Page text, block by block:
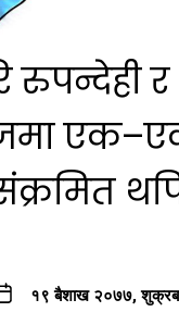
र
१९ बैशाख २०७७,